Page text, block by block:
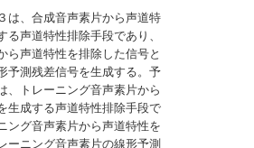
は、合成音声素片から声道特
声道特性排除手段であり、
ら声道特性を排除した信号と
予測残差信号を生成する。予
、トレーニング音声素片から
生成する声道特性排除手段で
ング音声素片から声道特性を
ーニング音声素片の線形予測